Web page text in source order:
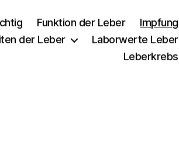
Funktion der Leber
Impfung
der Leber
Laborwerte Leber
Leberkrebs